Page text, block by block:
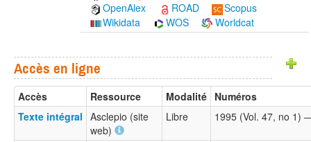
OpenAlex
ROAD
Scopus
Wikidata
WOS Worldcat
Accès en ligne
Accès Ressource Modalité Numéros
Texte intégral Asclepio (site
web)
Libre 1995 (Vol. 47, no